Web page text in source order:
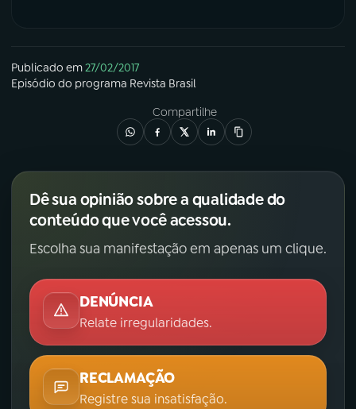
Publicado em27/02/2017
Episódio do programa Revista Brasil
Compartilhe
Dê sua opinião sobre a qualidade do
conteúdo que você acessou.
Escolha sua manifestação em apenas um clique.
DENÚNCIA
Relate irregularidades.
RECLAMAÇÃO
Registre sua insatisfação.